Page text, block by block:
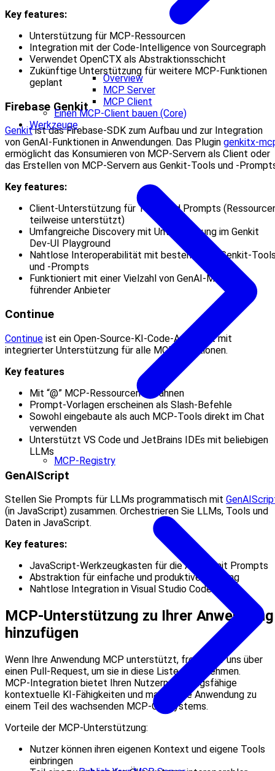
Overview
MCP Server
MCP Client
Einen MCP-Client bauen (Core)
Werkzeuge
MCP-Registry
Key features:
Unterstützung für MCP‑Ressourcen
Integration mit der Code‑Intelligence von Sourcegraph
Verwendet OpenCTX als Abstraktionsschicht
Zukünftige Unterstützung für weitere MCP‑Funktionen
geplant
Firebase Genkit
Genkitist das Firebase‑SDK zum Aufbau und zur Integration
von GenAI‑Funktionen in Anwendungen. Das Plugin
ermöglicht das Konsumieren von MCP‑Servern als Client oder
das Erstellen von MCP‑Servern aus Genkit‑Tools und
Key features:
Client‑Unterstützung für Tools und Prompts
teilweise unterstützt)
Umfangreiche Discovery mit Unterstützung im Genkit
Dev‑UI Playground
Nahtlose Interoperabilität mit bestehenden
und ‑Prompts
Funktioniert mit einer Vielzahl von GenAI‑Modellen
führender Anbieter
Continue
Continue ist ein Open‑Source‑KI‑Code‑Assistent mit
integrierter Unterstützung für alle MCP‑Funktionen.
Key features
Mit “@” MCP‑Ressourcen erwähnen
Prompt‑Vorlagen erscheinen als Slash‑Befehle
Sowohl eingebaute als auch MCP‑Tools direkt im Chat
verwenden
Unterstützt VS Code und JetBrains IDEs mit beliebigen
LLMs
GenAIScript
Stellen Sie Prompts für LLMs programmatisch mit
(in JavaScript) zusammen. Orchestrieren Sie LLMs, Tools und
Daten in JavaScript.
Key features:
JavaScript‑Werkzeugkasten für die Arbeit mit Prompts
Abstraktion für einfache und produktive Nutzung
Nahtlose Integration in Visual Studio Code
MCP‑Unterstützung zu Ihrer Anwendung
hinzufügen
Wenn Ihre Anwendung MCP unterstützt, freuen wir uns über
einen Pull‑Request, um sie in diese Liste aufzunehmen.
MCP‑Integration bietet Ihren Nutzern leistungsfähige
kontextuelle KI‑Fähigkeiten und macht Ihre Anwendung zu
einem Teil des wachsenden MCP‑Ökosystems.
Vorteile der MCP‑Unterstützung:
Nutzer können ihren eigenen Kontext und eigene Tools
einbringen